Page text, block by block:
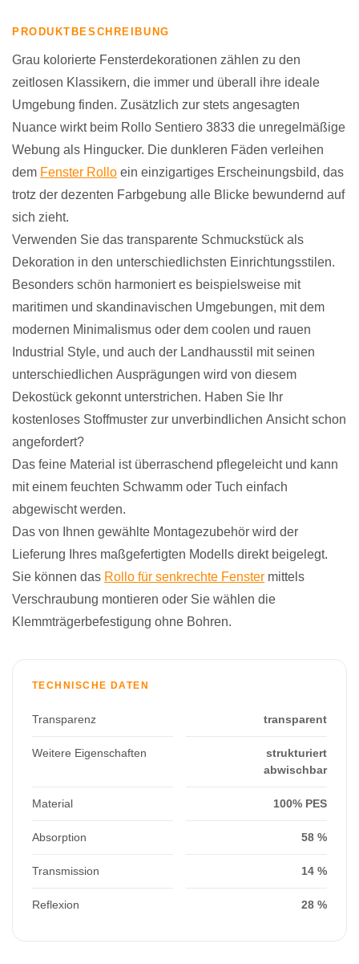
PRODUKTBESCHREIBUNG
Grau kolorierte Fensterdekorationen zählen zu den
zeitlosen Klassikern, die immer und überall ihre ideale
Umgebung finden. Zusätzlich zur stets angesagten
Nuance wirkt beim Rollo Sentiero 3833 die unregelmäßige
Webung als Hingucker. Die dunkleren Fäden verleihen
dem Fenster Rollo ein einzigartiges Erscheinungsbild, das
trotz der dezenten Farbgebung alle Blicke bewundernd auf
sich zieht.
Verwenden Sie das transparente Schmuckstück als
Dekoration in den unterschiedlichsten Einrichtungsstilen.
Besonders schön harmoniert es beispielsweise mit
maritimen und skandinavischen Umgebungen, mit dem
modernen Minimalismus oder dem coolen und rauen
Industrial Style, und auch der Landhausstil mit seinen
unterschiedlichen Ausprägungen wird von diesem
Dekostück gekonnt unterstrichen. Haben Sie Ihr
kostenloses Stoffmuster zur unverbindlichen Ansicht schon
angefordert?
Das feine Material ist überraschend pflegeleicht und kann
mit einem feuchten Schwamm oder Tuch einfach
abgewischt werden.
Das von Ihnen gewählte Montagezubehör wird der
Lieferung Ihres maßgefertigten Modells direkt beigelegt.
Sie können das Rollo für senkrechte Fenster mittels
Verschraubung montieren oder Sie wählen die
Klemmträgerbefestigung ohne Bohren.
TECHNISCHE DATEN
Transparenz transparent
Weitere Eigenschaften
strukturiert
abwischbar
Material 100% PES
Absorption 58 %
Transmission 14 %
Reflexion 28 %